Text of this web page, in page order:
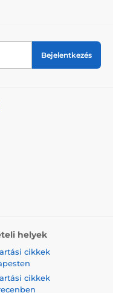
Bejelentkezés
helyek
cikkek
cikkek